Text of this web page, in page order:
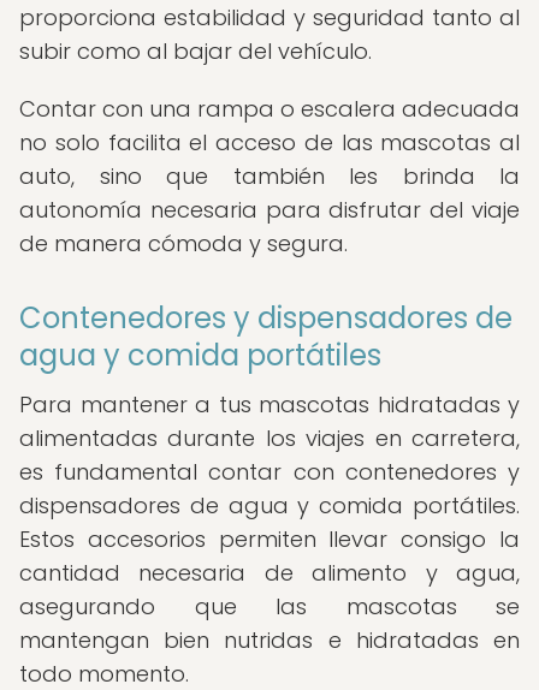
proporciona estabilidad y seguridad tanto al
subir como al bajar del vehículo.
Contar con una rampa o escalera adecuada
no solo facilita el acceso de las mascotas al
auto, sino que también les brinda la
autonomía necesaria para disfrutar del viaje
de manera cómoda y segura.
Contenedores y dispensadores de
agua y comida portátiles
Para mantener a tus mascotas hidratadas y
alimentadas durante los viajes en carretera,
es fundamental contar con contenedores y
dispensadores de agua y comida portátiles.
Estos accesorios permiten llevar consigo la
cantidad necesaria de alimento y agua,
asegurando que las mascotas se
mantengan bien nutridas e hidratadas en
todo momento.